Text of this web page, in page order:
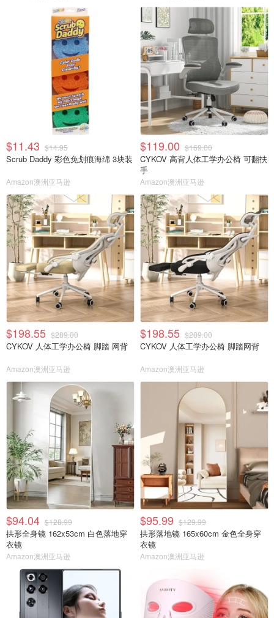
$11.43 $14.95
Scrub Daddy 彩色免划痕海绵 3块装
Amazon澳洲亚马逊
$119.00 $169.00
CYKOV 高背人体工学办公椅 可翻扶
手
Amazon澳洲亚马逊
$198.55 $289.00
CYKOV 人体工学办公椅 脚踏 网背
Amazon澳洲亚马逊
$198.55 $289.00
CYKOV 人体工学办公椅 脚踏网背
Amazon澳洲亚马逊
$94.04 $128.99
拱形全身镜 162x53cm 白色落地穿
衣镜
Amazon澳洲亚马逊
$95.99 $129.99
拱形落地镜 165x60cm 金色全身穿
衣镜
Amazon澳洲亚马逊